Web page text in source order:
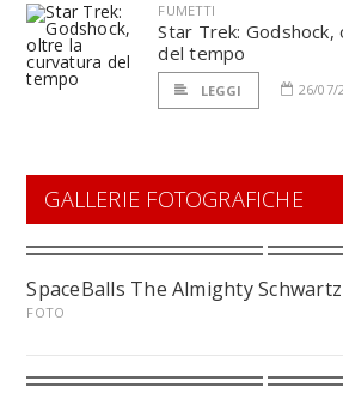
FUMETTI
Star Trek:
del tempo
LEGGI 26/07/
GALLERIE FOTOGRAFICHE
SpaceBalls The Almighty Schwartz
FOTO